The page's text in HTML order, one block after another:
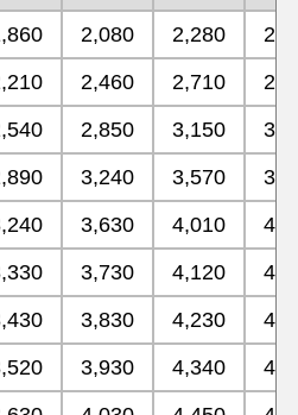
2,080 2,280
2,460 2,710
2,850 3,150
3,240 3,570
3,630 4,010
3,730 4,120
3,830 4,230
3,930 4,340